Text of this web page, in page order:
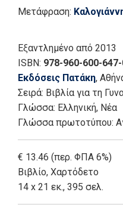
Μετάφραση:
Εξαντλημένο από 2013
ISBN: 978-960-600-
Εκδόσεις Πατάκη,
Σειρά: Βιβλία για τη
Γλώσσα: Ελληνική, Νέα
Γλώσσα πρωτοτύπου:
€ 13.46 (περ. ΦΠΑ 6%)
Βιβλίο, Χαρτόδετο
14 x 21 εκ., 395 σελ.